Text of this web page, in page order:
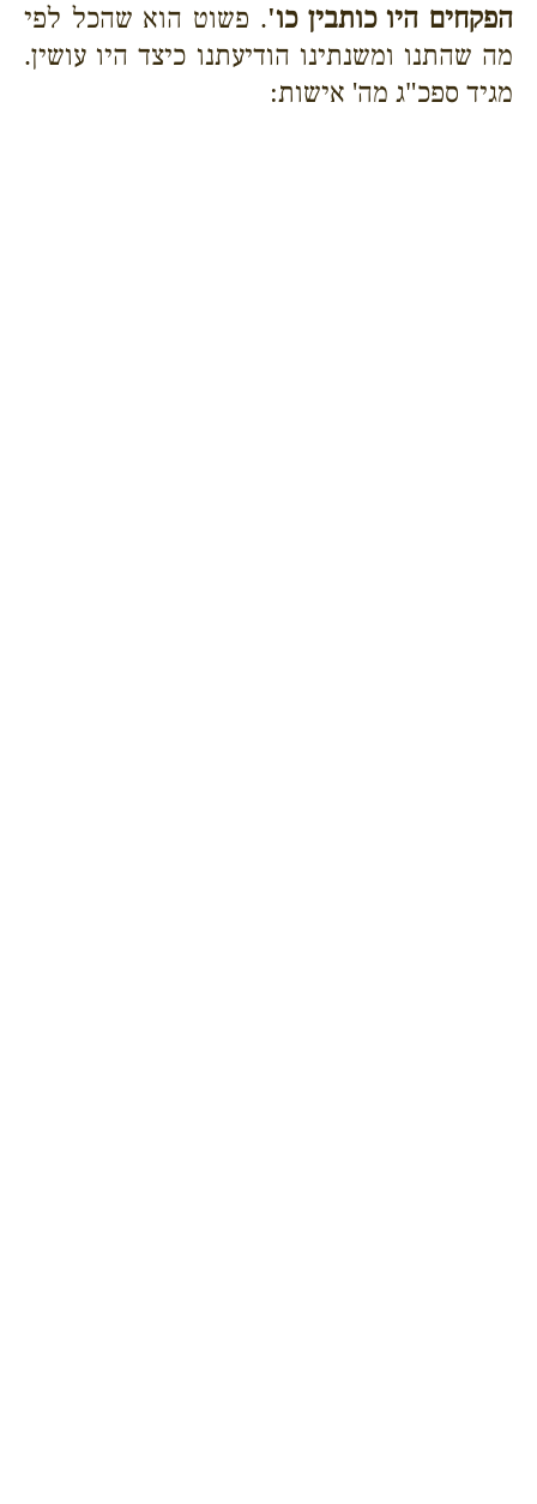
הפקחים היו כותבין כו'. פשוט הוא שהכל לפי
מה שהתנו ומשנתינו הודיעתנו כיצד היו עושין.
מגיד ספכ"ג מה' אישות: